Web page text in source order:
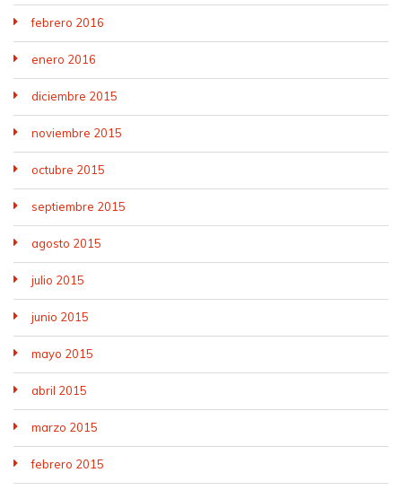
febrero 2016
enero 2016
diciembre 2015
noviembre 2015
octubre 2015
septiembre 2015
agosto 2015
julio 2015
junio 2015
mayo 2015
abril 2015
marzo 2015
febrero 2015